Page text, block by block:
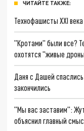
ЧИТАЙТЕ ТАКЖЕ:
Технофашисты XXI века
"Кротами" были все?
охотятся "живые
Даня с Дашей
закончились
"Мы вас заставим":
объяснил главный